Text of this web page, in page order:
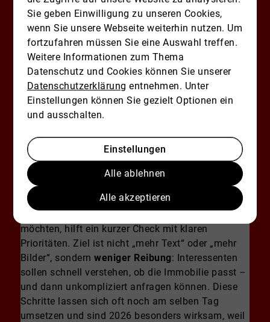
gestaltet. So entstehen weniger Rückfragen – und
mehr Anfragen von Menschen, die wirklich
passen.
Schneller Exposé-Check:
Diese Optimierungen können
Sie sofort umsetzen
Ein praxisnaher Abschluss mit
Prioritätenliste: Was Sie heute noch
verbessern können, um die Chance auf
mehr qualifizierte Anfragen zu erhöhen.
Wenn Sie interessiert sind, schreiben
oder rufen Sie uns gern an.
Wenn Sie Ihr Immobilien-Exposé optimieren
möchten, hilft ein kurzer Check mit klaren
Prioritäten. Ziel ist nicht „mehr Text“ oder „mehr
Bilder“, sondernweniger Reibung: Interessenten
sollen schnell verstehen, ob die Immobilie passt –
und dann unkompliziert anfragen können. Diese
Schritte lassen sich oft noch am selben Tag
umsetzen und sind 2026 besonders wirksam, weil
Sie geben Einwilligung zu unseren Cookies,
wenn Sie unsere Webseite weiterhin nutzen. Um
fortzufahren müssen Sie eine Auswahl treffen.
Weitere Informationen zum Thema
Datenschutz und Cookies können Sie unserer
Datenschutzerklärung entnehmen. Unter
Einstellungen können Sie gezielt Optionen ein
und ausschalten.
Einstellungen
Alle ablehnen
Alle akzeptieren